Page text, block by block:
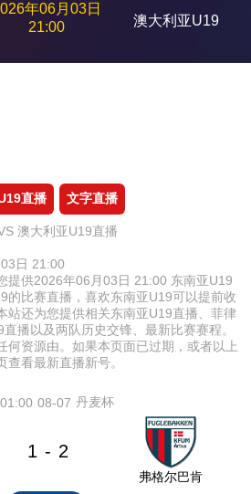
年06月03日
21:00
澳大利亚U19
直播 文字直播
澳大利亚U19直播
日 21:00
提供2026年06月03日 21:00 东南亚U19
的比赛直播，喜欢东南亚U19可以提前收
站还为您提供相关东南亚U19直播、菲律
播以及两队历史交锋、最新比赛赛程。
何资源由。如果本页面已过期，或者以上
看最新直播新号。
08-07
01:00 丹麦杯
1 - 2
弗格尔巴肯